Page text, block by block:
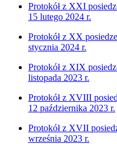
Protokół z XXI
15 lutego 2024 r.
Protokół z XX
stycznia 2024 r.
Protokół z XIX
listopada 2023 r.
Protokół z XVIII
12 października 2023 r.
Protokół z XVII
września 2023 r.